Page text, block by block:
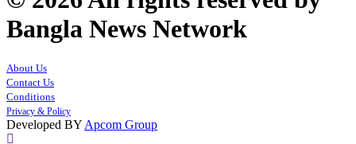
Bangla News Network
About Us
Contact Us
Conditions
Privacy & Policy
Developed BY Apcom Group